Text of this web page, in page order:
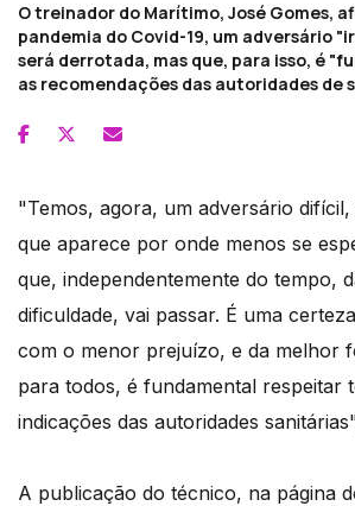
O treinador do Marítimo, José Gomes,
pandemia do Covid-19, um adversário
será derrotada, mas que, para isso, é
as recomendações das autoridades de
"Temos, agora, um adversário
que aparece por onde menos se
que, independentemente do tempo,
dificuldade, vai passar. É uma
com o menor prejuízo, e da melhor
para todos, é fundamental respeitar
indicações das autoridades
A publicação do técnico, na página